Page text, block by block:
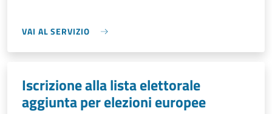
VAI AL SERVIZIO
Iscrizione alla lista elettorale
aggiunta per elezioni europee